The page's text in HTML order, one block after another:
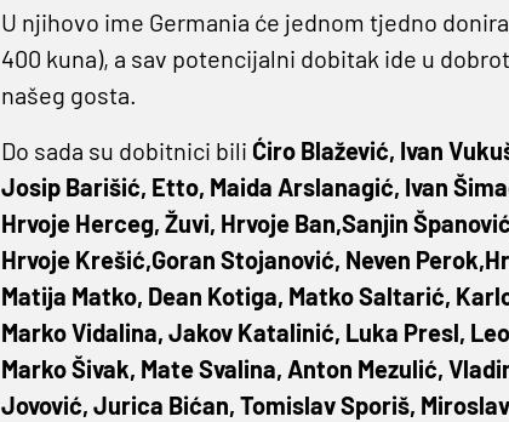
U njihovo ime Germania će jednom tjedno
400 kuna), a sav potencijalni dobitak ide u
našeg gosta.
Do sada su dobitnici bili Ćiro Blažević, Ivan
Josip Barišić, Etto, Maida Arslanagić, Ivan
Hrvoje Herceg, Žuvi, Hrvoje Ban,Sanjin
Hrvoje Krešić,Goran Stojanović, Neven
Matija Matko, Dean Kotiga, Matko Saltarić,
Marko Vidalina, Jakov Katalinić, Luka Presl,
Marko Šivak, Mate Svalina, Anton Mezulić,
Jovović, Jurica Bićan, Tomislav Sporiš,